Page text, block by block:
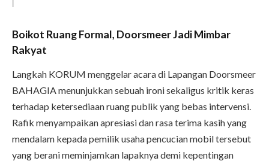
Boikot Ruang Formal, Doorsmeer Jadi Mimbar
Rakyat
Langkah KORUM menggelar acara di Lapangan Doorsmeer
BAHAGIA menunjukkan sebuah ironi sekaligus kritik keras
terhadap ketersediaan ruang publik yang bebas intervensi.
Rafik menyampaikan apresiasi dan rasa terima kasih yang
mendalam kepada pemilik usaha pencucian mobil tersebut
yang berani meminjamkan lapaknya demi kepentingan